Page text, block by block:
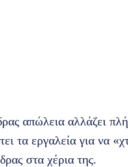
απώλεια αλλάζει
τα εργαλεία για να
στα χέρια της.